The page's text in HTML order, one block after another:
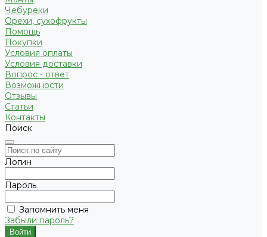
Чебуреки
Орехи, сухофрукты
Помощь
Покупки
Условия оплаты
Условия доставки
Вопрос - ответ
Возможности
Отзывы
Статьи
Контакты
Поиск
Логин
Пароль
Запомнить меня
Забыли пароль?